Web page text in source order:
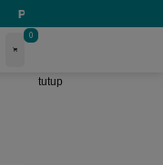
PERBEDAAN KHALIK DAN
0
tutup